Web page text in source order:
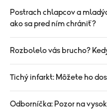
Postrach chlapcov a
ako sa pred ním chrániť?
Rozbolelo vás brucho?
Tichý infarkt: Môžete
Odborníčka: Pozor na